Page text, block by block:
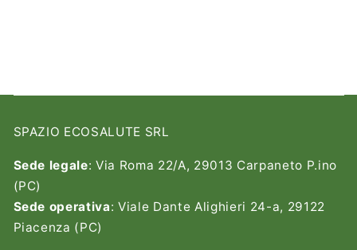
SPAZIO ECOSALUTE SRL
Sede legale: Via Roma 22/A, 29013 Carpaneto P.ino
(PC)
Sede operativa: Viale Dante Alighieri 24-a, 29122
Piacenza (PC)